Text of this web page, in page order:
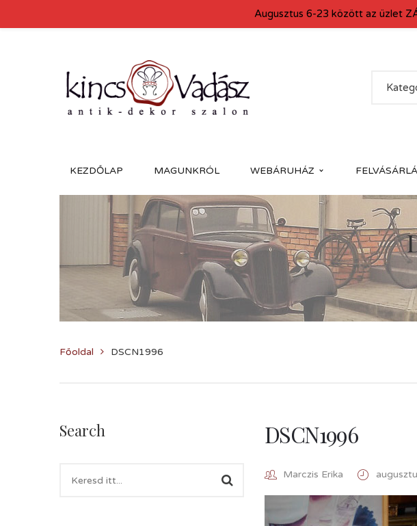
KEZDŐLAP MAGUNKRÓL WEBÁRUHÁZ
Főoldal DSCN1996
Search DSCN1996
Marczis Erika
Augusztus 6-23 között az üzlet